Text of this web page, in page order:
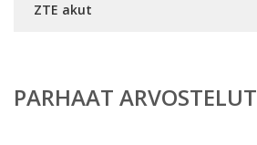
ZTE akut
PARHAAT ARVOSTELUT